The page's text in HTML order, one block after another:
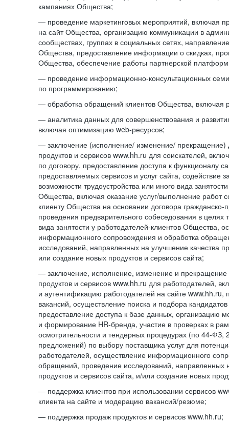
кампаниях Общества;
— проведение маркетинговых мероприятий, включая
на сайт Общества, организацию коммуникации в
сообществах, группах в социальных сетях,
Общества, предоставление информации о скидках,
Общества, обеспечение работы партнерской
— проведение информационно-консультационных
по программированию;
— обработка обращений клиентов Общества, включая
— аналитика данных для совершенствования и
включая оптимизацию web-ресурсов;
— заключение (исполнение/ изменение/ прекращение)
продуктов и сервисов www.hh.ru для соискателей,
по договору, предоставление доступа к функционалу
предоставляемых сервисов и услуг сайта, содействие
возможности трудоустройства или иного вида
Общества, включая оказание услуг/выполнение работ
клиенту Общества на основании договора гражданско-
проведения предварительного собеседования в целях
вида занятости у работодателей-клиентов Общества,
информационного сопровождения и обработка
исследований, направленных на улучшение качества
или создание новых продуктов и сервисов сайта;
— заключение, исполнение, изменение и прекращение
продуктов и сервисов www.hh.ru для работодателей,
и аутентификацию работодателей на сайте www.hh.ru,
вакансий, осуществление поиска и подбора
предоставление доступа к базе данных, организацию
и формирование HR-бренда, участие в проверках в
осмотрительности и тендерных процедурах (по 44-ФЗ,
предложений) по выбору поставщика услуг для
работодателей, осуществление информационного
обращений, проведение исследований, направленных
продуктов и сервисов сайта, и/или создание новых
— поддержка клиентов при использовании сервисов
клиента на сайте и модерацию вакансий/резюме;
— поддержка продаж продуктов и сервисов www.hh.ru;